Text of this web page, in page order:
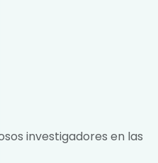
investigadores en las